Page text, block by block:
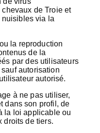
de Troie et
via la
la reproduction
de la
par des utilisateurs
autorisation
autorisé.
à ne pas utiliser,
dans son profil, de
la loi applicable ou
droits de tiers.